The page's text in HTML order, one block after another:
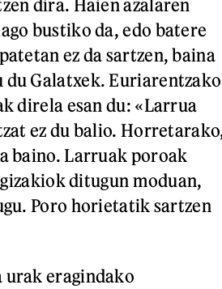
dira. Haien azalaren
bustiko da, edo batere
ez da sartzen, baina
du Galatxek. Euriarentzako
direla esan du: «Larrua
ez du balio.
baino. Larruak poroak
ditugun moduan,
Poro horietatik sartzen
urak eragindako